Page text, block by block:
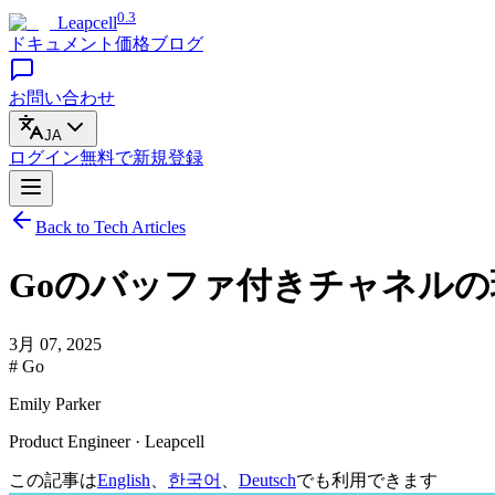
Leapcell0.3
ドキュメント 価格ブログ
お問い合わせ
JA
ログイン無料で新規登録
Back to Tech Articles
Goのバッファ付きチャネル
3月 07, 2025
# Go
Emily Parker
Product Engineer · Leapcell
この記事はEnglish 한국어 Deutschでも利用できます